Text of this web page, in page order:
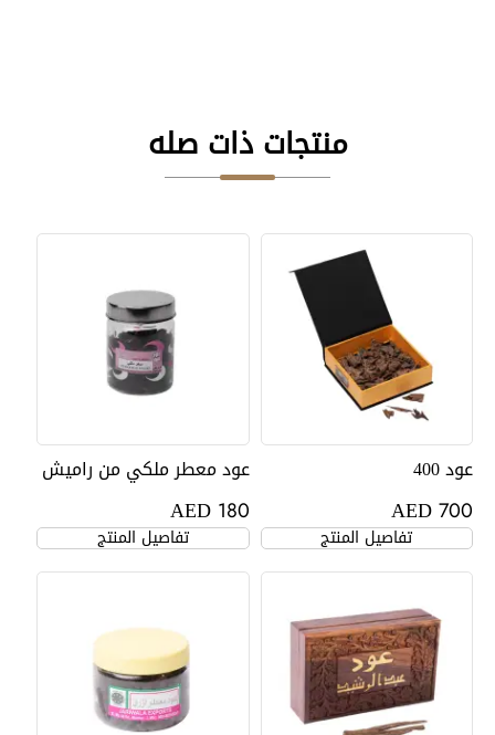
منتجات ذات صله
عود 400
AED 700
تفاصيل المنتج
عود معطر ملكي من راميش
AED 180
تفاصيل المنتج